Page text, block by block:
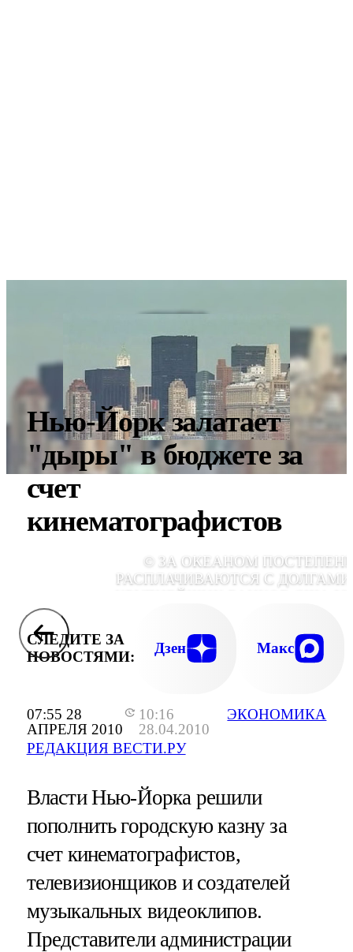
07:55 28
АПРЕЛЯ 2010
10:16
28.04.2010
РЕДАКЦИЯ ВЕСТИ.РУ
ЭКОНОМИКА
Нью-Йорк залатает
"дыры" в бюджете за
счет
кинематографистов
© ЗА ОКЕАНОМ
РАСПЛАЧИВАЮТСЯ С
КРУПНЕЙШИХ БАНКОВ США
ПОЛНОСТЬЮ ВЫПЛАТИЛИ ДОЛГИ
ПРОЦЕНТЫ, КОТОРЫЕ ПРИНЕСЛИ
НЕМАЛУЮ ПРИБЫЛЬ. В ИЮНЕ
STANLEY ВЕРНУЛ ПРАВИТЕЛЬСТВУ
СЛЕДИТЕ ЗА
НОВОСТЯМИ:
Дзен Макс
Власти Нью-Йорка решили
пополнить городскую казну за
счет кинематографистов,
телевизионщиков и создателей
музыкальных видеоклипов.
Представители администрации